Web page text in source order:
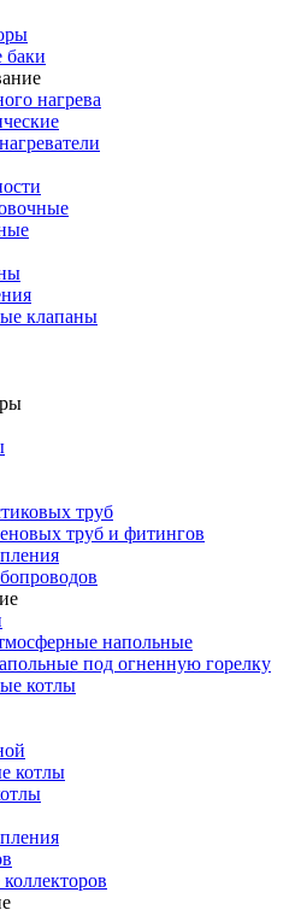
баки
нагрева
клапаны
труб
труб и фитингов
напольные
под огненную горелку
котлы
котлы